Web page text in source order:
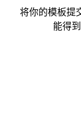
将你的模板提
能得